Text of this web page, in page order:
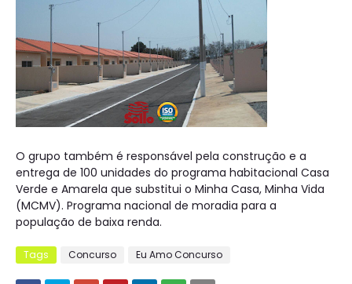
O grupo também é responsável pela construção e a
entrega de 100 unidades do programa habitacional Casa
Verde e Amarela que substitui o Minha Casa, Minha Vida
(MCMV). Programa nacional de moradia para a
população de baixa renda.
Tags Concurso Eu Amo Concurso